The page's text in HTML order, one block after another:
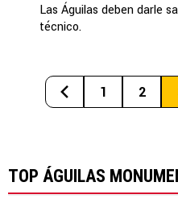
Las Águilas deben darle
técnico.
1 2
TOP ÁGUILAS